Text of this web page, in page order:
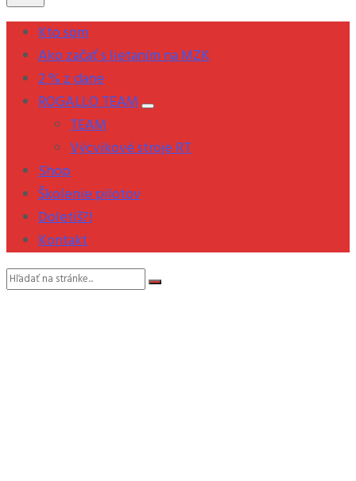
Kto som
Ako začať s lietaním na MZK
2 % z dane
ROGALLO TEAM
TEAM
Výcvikové stroje RT
Shop
Školenie pilotov
Doletíš?!
Kontakt
Vyhľadávanie: